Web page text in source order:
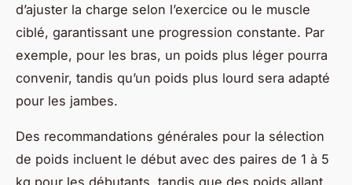
d’ajuster la charge selon l’exercice ou le muscle
ciblé, garantissant une progression constante. Par
exemple, pour les bras, un poids plus léger pourra
convenir, tandis qu’un poids plus lourd sera adapté
pour les jambes.
Des recommandations générales pour la sélection
de poids incluent le début avec des paires de 1 à 5
kg pour les débutants, tandis que des poids allant